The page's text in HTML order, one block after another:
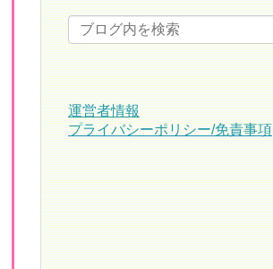
運営者情報
プライバシーポリシー/免責事項